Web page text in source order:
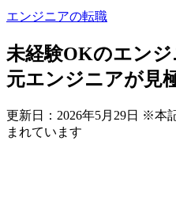
エンジニアの転職
未経験OKのエン
元エンジニアが見
更新日： 2026年5月29日 ※本
まれています